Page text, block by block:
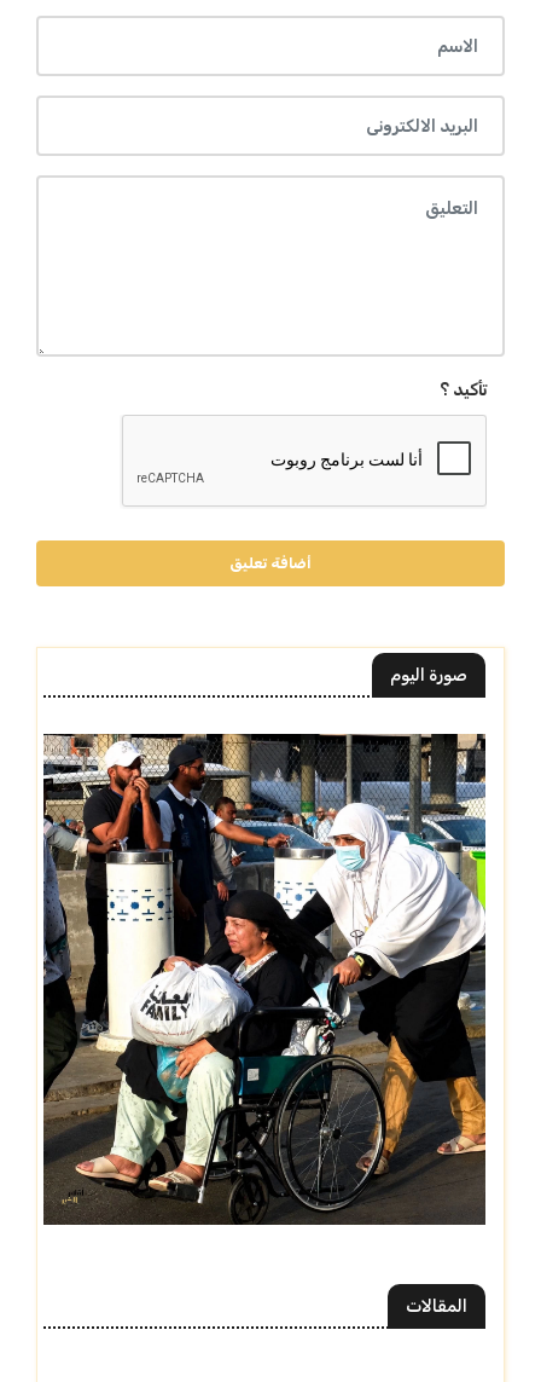
تأكيد ؟
أضافة تعليق
صورة اليوم
المقالات